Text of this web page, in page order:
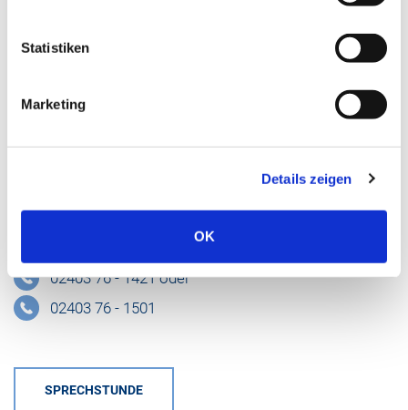
Statistiken
Marketing
Details zeigen
OK
02403 76 - 1256
Kontakt für Notfälle
Zentrale Notaufnahme (ZNA)
02403 76 - 1421 oder
02403 76 - 1501
SPRECHSTUNDE